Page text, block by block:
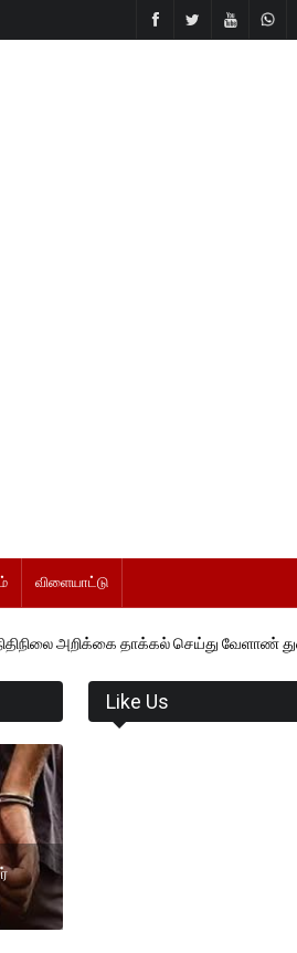
விளையாட்டு
தாக்கல் செய்து வேளாண் துறை அமைச்சர்
Like Us